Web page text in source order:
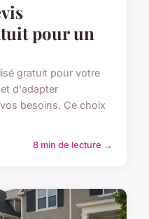
pour un
gratuit pour votre
d'adapter
besoins. Ce choix
8 min de lecture →